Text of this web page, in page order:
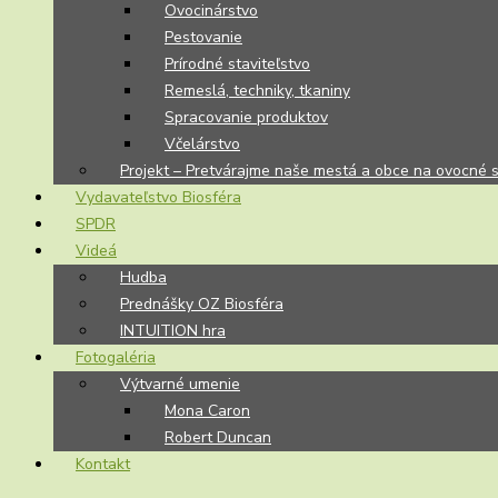
Ovocinárstvo
Pestovanie
Prírodné staviteľstvo
Remeslá, techniky, tkaniny
Spracovanie produktov
Včelárstvo
Projekt – Pretvárajme naše mestá a obce na ovocné
Vydavateľstvo Biosféra
SPDR
Videá
Hudba
Prednášky OZ Biosféra
INTUITION hra
Fotogaléria
Výtvarné umenie
Mona Caron
Robert Duncan
Kontakt